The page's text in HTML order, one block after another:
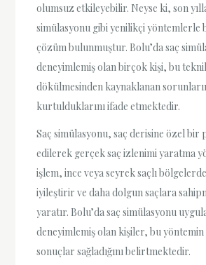
olumsuz etkileyebilir. Neyse ki, son
simülasyonu gibi yenilikçi yöntemlerle
çözüm bulunmuştur. Bolu’da saç
deneyimlemiş olan birçok kişi, bu
dökülmesinden kaynaklanan
kurtulduklarını ifade etmektedir.
Saç simülasyonu, saç derisine özel bir
edilerek gerçek saç izlenimi yaratma
işlem, ince veya seyrek saçlı
iyileştirir ve daha dolgun saçlara
yaratır. Bolu’da saç simülasyonu
deneyimlemiş olan kişiler, bu
sonuçlar sağladığını belirtmektedir.